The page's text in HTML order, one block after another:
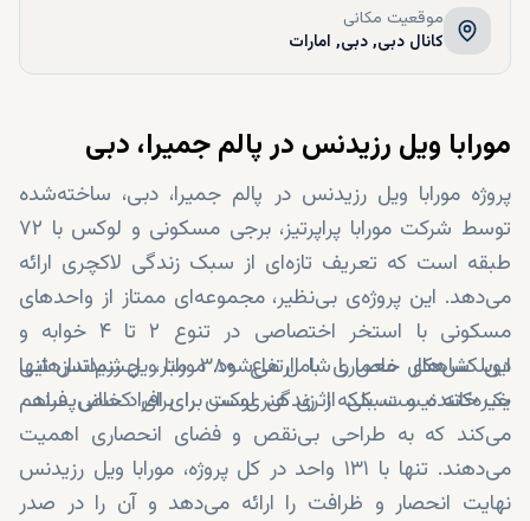
موقعیت مکانی
کانال دبی, دبی, امارات
مورابا ویل رزیدنس در پالم جمیرا، دبی
پروژه‌ مورابا ویل رزیدنس در پالم جمیرا، دبی، ساخته‌شده
توسط شرکت مورابا پراپرتیز، برجی مسکونی و لوکس با ۷۲
طبقه است که تعریف تازه‌ای از سبک زندگی لاکچری ارائه
می‌دهد. این پروژه‌ی بی‌نظیر، مجموعه‌ای ممتاز از واحدهای
مسکونی با استخر اختصاصی در تنوع ۲ تا ۴ خوابه و
دوبلکس‌های خاص را شامل می‌شود. مورابا ویل رزیدنس تنها
یک خانه نیست، بلکه اثری هنری‌ست برای افراد خاص‌پسند.
این شاهکار معماری با ارتفاع ۳۸۰ متر، چشم‌اندازهایی
خیره‌کننده و سبکی از زندگی لوکس را برای کسانی فراهم
می‌کند که به طراحی بی‌نقص و فضای انحصاری اهمیت
می‌دهند. تنها با ۱۳۱ واحد در کل پروژه، مورابا ویل رزیدنس
نهایت انحصار و ظرافت را ارائه می‌دهد و آن را در صدر